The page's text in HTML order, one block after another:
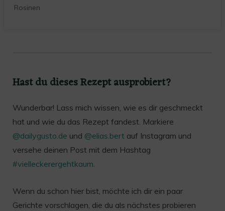
Rosinen
Hast du dieses Rezept ausprobiert?
Wunderbar! Lass mich wissen, wie es dir geschmeckt
hat und wie du das Rezept fandest. Markiere
@dailygusto.de und @elias.bert auf Instagram und
versehe deinen Post mit dem Hashtag
#vielleckerergehtkaum.
Wenn du schon hier bist, möchte ich dir ein paar
Gerichte vorschlagen, die du als nächstes probieren